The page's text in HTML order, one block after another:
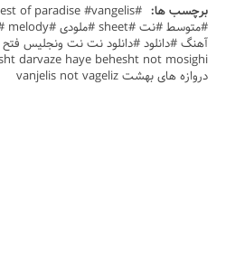
برچسب ها:
darvaze haye behesht not mosighi
دروازه های بهشت vanjelis not vageliz